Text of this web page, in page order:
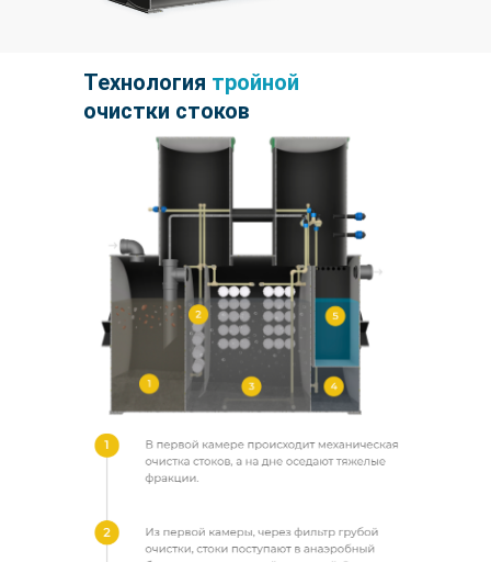
Технология тройной
очистки стоков